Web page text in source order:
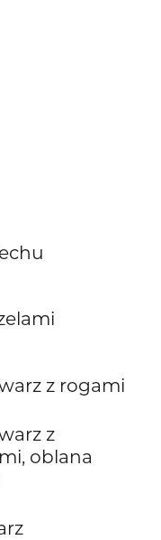
z rogami
z
oblana